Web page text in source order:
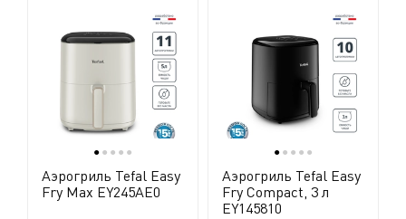
● ● ● ● ●
Аэрогриль Tefal Easy
Fry Max EY245AE0
● ● ● ● ●
Аэрогриль Tefal Easy
Fry Compact, 3 л
EY145810